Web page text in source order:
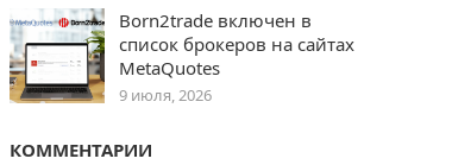
Born2trade включен в
список брокеров на сайтах
MetaQuotes
9 июля, 2026
КОММЕНТАРИИ